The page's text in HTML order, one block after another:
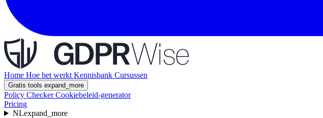
Home Hoe het werkt Kennisbank Cursussen
Gratis tools expand_more
Policy CheckerCookiebeleid-generator
Pricing
NLexpand_more